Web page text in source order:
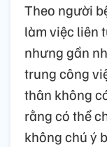
Theo người
làm việc liên
nhưng gần
trung công
thân không
rằng có thể
không chú ý